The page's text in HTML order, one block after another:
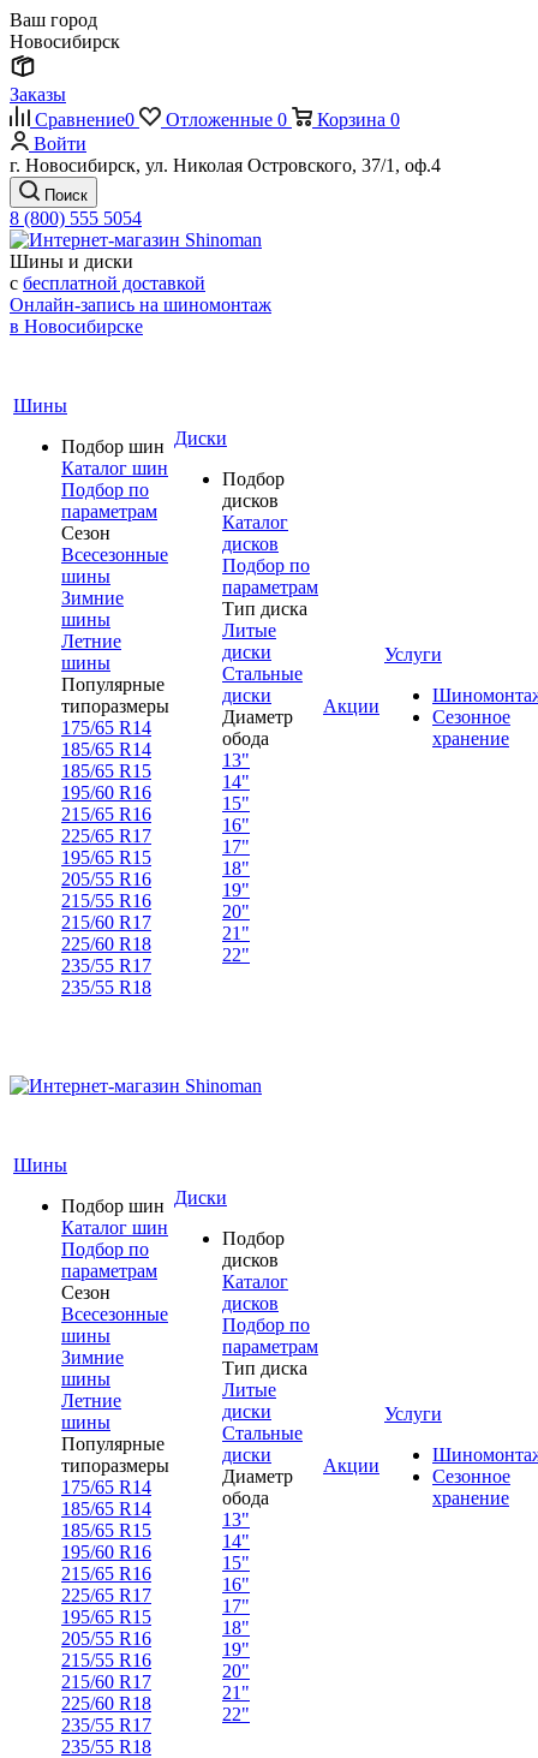
Ваш город
Новосибирск
Заказы
Сравнение0 Отложенные 0 Корзина 0
Войти
г. Новосибирск, ул. Николая Островского, 37/1, оф.4
Поиск
8 (800) 555 5054
Шины и диски
с бесплатной доставкой
Онлайн-запись на шиномонтаж
в Новосибирске
Шины
Подбор шин
Каталог шин
Подбор по
параметрам
Сезон
Всесезонные
шины
Зимние
шины
Летние
шины
Популярные
типоразмеры
175/65 R14
185/65 R14
185/65 R15
195/60 R16
215/65 R16
225/65 R17
195/65 R15
205/55 R16
215/55 R16
215/60 R17
225/60 R18
235/55 R17
235/55 R18
Диски
Подбор
дисков
Каталог
дисков
Подбор по
параметрам
Тип диска
Литые
диски
Стальные
диски
Диаметр
обода
13"
14"
15"
16"
17"
18"
19"
20"
21"
22"
Акции
Услуги
Сезонное
хранение
Шины
Подбор шин
Каталог шин
Подбор по
параметрам
Сезон
Всесезонные
шины
Зимние
шины
Летние
шины
Популярные
типоразмеры
175/65 R14
185/65 R14
185/65 R15
195/60 R16
215/65 R16
225/65 R17
195/65 R15
205/55 R16
215/55 R16
215/60 R17
225/60 R18
235/55 R17
235/55 R18
Диски
Подбор
дисков
Каталог
дисков
Подбор по
параметрам
Тип диска
Литые
диски
Стальные
диски
Диаметр
обода
13"
14"
15"
16"
17"
18"
19"
20"
21"
22"
Акции
Услуги
Сезонное
хранение